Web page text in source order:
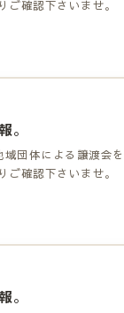
確認下さいませ。
。
団体による譲渡会
確認下さいませ。
。